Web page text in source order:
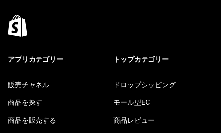
アプリカテゴリー
販売チャネル
商品を探す
商品を販売する
トップカテゴリー
ドロップシッピング
モール型EC
商品レビュー